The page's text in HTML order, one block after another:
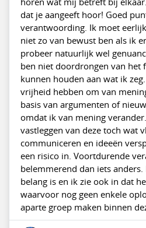
dat je aangeeft hoor! Goed
verantwoording. Ik moet
niet zo van bewust ben als ik
probeer natuurlijk wel
ben niet doordrongen van het
kunnen houden aan wat ik
vrijheid hebben om van
basis van argumenten of
omdat ik van mening
vastleggen van deze toch wat
communiceren en ideeën
een risico in. Voortdurende
belemmerend dan iets
belang is en ik zie ook in dat
waarvoor nog geen enkele
aparte groep maken binnen